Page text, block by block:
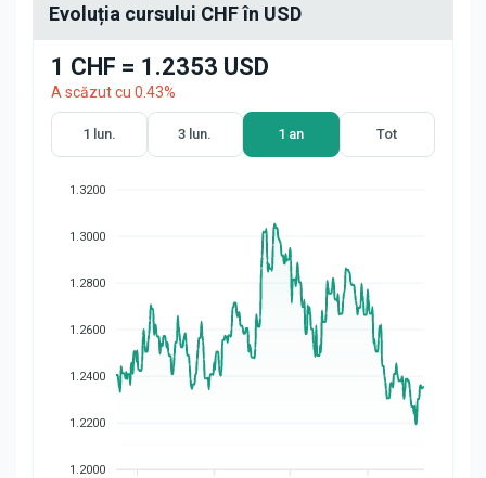
Evoluția cursului CHF în USD
1 CHF = 1.2353 USD
A scăzut cu 0.43%
1 lun. 3 lun. 1 an Tot
1.3200
1.3000
1.2800
1.2600
1.2400
1.2200
1.2000